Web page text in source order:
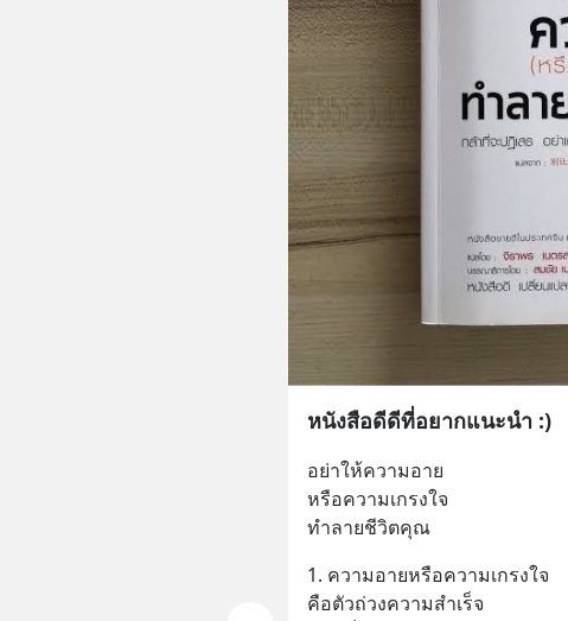
หนังสือดีดีที่อยากแนะนำ :)
อย่าให้ความอาย
หรือความเกรงใจ
ทำลายชีวิตคุณ
1. ความอายหรือความเกรงใจ
คือตัวถ่วงความสำเร็จ